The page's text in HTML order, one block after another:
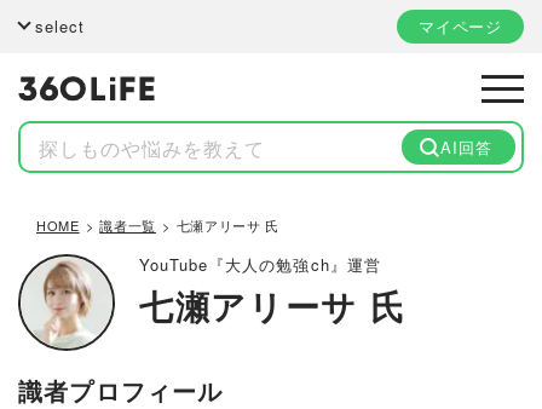
select マイページ
AI回答
HOME 識者一覧 七瀬アリーサ 氏
YouTube『大人の勉強ch』運営
七瀬アリーサ 氏
識者プロフィール